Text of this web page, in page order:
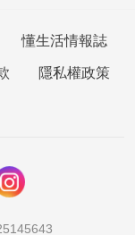
懂生活情報誌
隱私權政策